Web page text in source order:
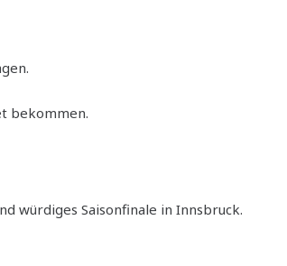
bekommen.
würdiges Saisonfinale in Innsbruck.